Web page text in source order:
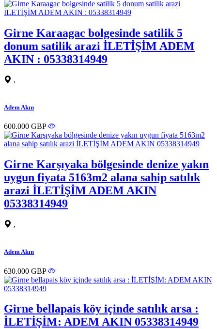
Girne Karaagac bolgesinde satilik 5
donum satilik arazi İLETİŞİM ADEM
AKIN : 05338314949
,
Adem Akın
600.000 GBP
Girne Karşıyaka bölgesinde denize yakın
uygun fiyata 5163m2 alana sahip satılık
arazi İLETİŞİM ADEM AKIN
05338314949
,
Adem Akın
630.000 GBP
Girne bellapais köy içinde satılık arsa :
İLETİŞİM: ADEM AKIN 05338314949